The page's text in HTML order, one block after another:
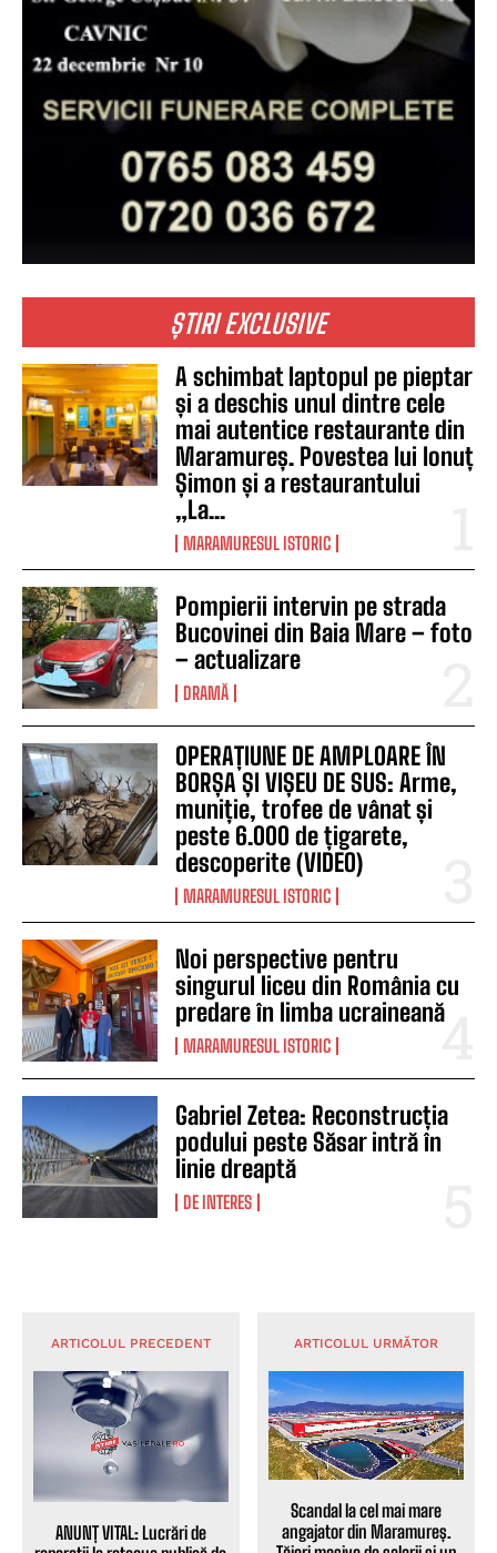
ȘTIRI EXCLUSIVE
A schimbat laptopul pe pieptar
și a deschis unul dintre cele
mai autentice restaurante din
Maramureș. Povestea lui Ionuț
Șimon și a restaurantului
„La...
MARAMURESUL ISTORIC
Pompierii intervin pe strada
Bucovinei din Baia Mare – foto
– actualizare
DRAMĂ
OPERAȚIUNE DE AMPLOARE ÎN
BORȘA ȘI VIȘEU DE SUS: Arme,
muniție, trofee de vânat și
peste 6.000 de țigarete,
descoperite (VIDEO)
MARAMURESUL ISTORIC
Noi perspective pentru
singurul liceu din România cu
predare în limba ucraineană
MARAMURESUL ISTORIC
Gabriel Zetea: Reconstrucția
podului peste Săsar intră în
linie dreaptă
DE INTERES
ARTICOLUL PRECEDENT
ANUNȚ VITAL: Lucrări de
ARTICOLUL URMĂTOR
Scandal la cel mai mare
angajator din Maramureș.